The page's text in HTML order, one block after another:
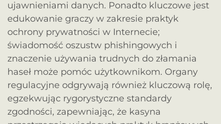
ujawnieniami danych. Ponadto kluczowe jest
edukowanie graczy w zakresie praktyk
ochrony prywatności w Internecie;
świadomość oszustw phishingowych i
znaczenie używania trudnych do złamania
haseł może pomóc użytkownikom. Organy
regulacyjne odgrywają również kluczową rolę,
egzekwując rygorystyczne standardy
zgodności, zapewniając, że kasyna